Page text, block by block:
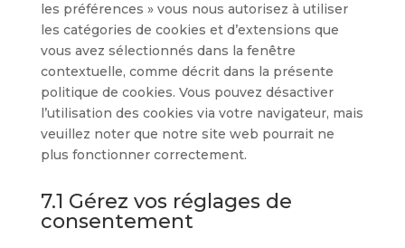
les préférences » vous nous autorisez à utiliser
les catégories de cookies et d’extensions que
vous avez sélectionnés dans la fenêtre
contextuelle, comme décrit dans la présente
politique de cookies. Vous pouvez désactiver
l’utilisation des cookies via votre navigateur, mais
veuillez noter que notre site web pourrait ne
plus fonctionner correctement.
7.1 Gérez vos réglages de
consentement